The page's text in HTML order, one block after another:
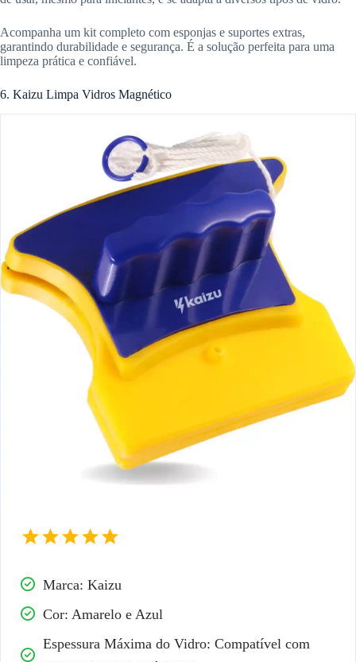
Acompanha um kit completo com esponjas e suportes extras,
garantindo durabilidade e segurança. É a solução perfeita para uma
limpeza prática e confiável.
6. Kaizu Limpa Vidros Magnético
Marca: Kaizu
Cor: Amarelo e Azul
Espessura Máxima do Vidro: Compatível com